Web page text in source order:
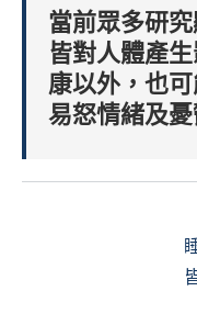
當前眾多研
皆對人體產
康以外，也
易怒情緒及憂